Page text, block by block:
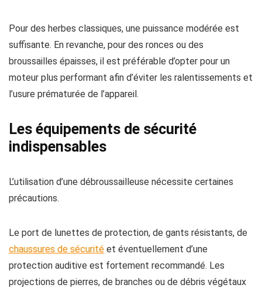
Pour des herbes classiques, une puissance modérée est
suffisante. En revanche, pour des ronces ou des
broussailles épaisses, il est préférable d’opter pour un
moteur plus performant afin d’éviter les ralentissements et
l’usure prématurée de l’appareil.
Les équipements de sécurité
indispensables
L’utilisation d’une débroussailleuse nécessite certaines
précautions.
Le port de lunettes de protection, de gants résistants, de
chaussures de sécurité et éventuellement d’une
protection auditive est fortement recommandé. Les
projections de pierres, de branches ou de débris végétaux